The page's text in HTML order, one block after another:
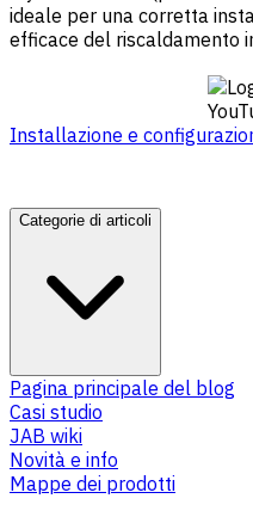
ideale per una corretta
efficace del riscaldamento
Installazione e
Categorie di articoli
Pagina principale del blog
Casi studio
JAB wiki
Novità e info
Mappe dei prodotti